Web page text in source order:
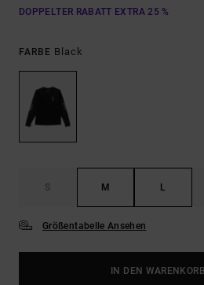
DOPPELTER RABATT EXTRA 25 %
FARBE Black
S M L
Größentabelle Ansehen
IN DEN WARENKORB